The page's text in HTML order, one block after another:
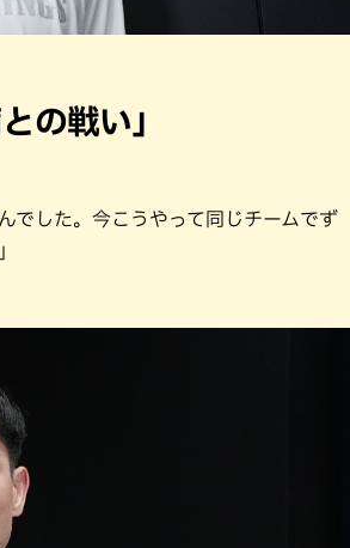
の戦い」
でした。今こうやって同じチームでず